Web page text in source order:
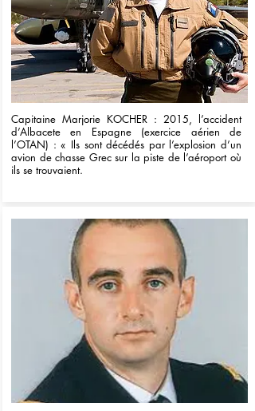
Capitaine Marjorie KOCHER : 2015, l’accident
d’Albacete en Espagne (exercice aérien de
l’OTAN) : « Ils sont décédés par l’explosion d’un
avion de chasse Grec sur la piste de l’aéroport où
ils se trouvaient.